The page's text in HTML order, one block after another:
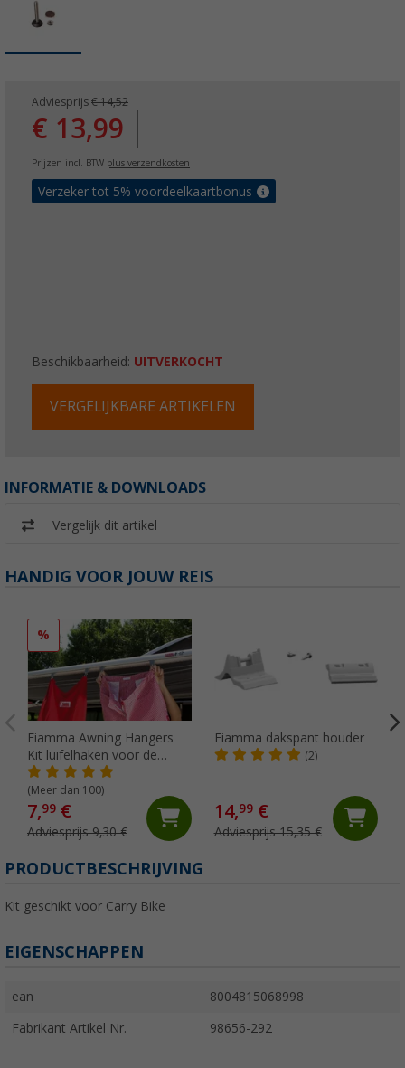
Adviesprijs € 14,52
€ 13,99
Prijzen incl. BTW plus verzendkosten
Verzeker tot 5% voordeelkaartbonus
Beschikbaarheid: UITVERKOCHT
VERGELIJKBARE ARTIKELEN
INFORMATIE & DOWNLOADS
Vergelijk dit artikel
HANDIG VOOR JOUW REIS
%
Fiamma Awning Hangers
Kit luifelhaken voor de
peesgeleider
(Meer dan 100)
7,99 €
Adviesprijs 9,30 €
Fiamma dakspant houder
(2)
14,99€
Adviesprijs 15,35 €
PRODUCTBESCHRIJVING
Kit geschikt voor Carry Bike
EIGENSCHAPPEN
ean 8004815068998
Fabrikant Artikel Nr. 98656-292